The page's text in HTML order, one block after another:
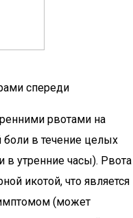
спереди
рвотами на
в течение целых
в утренние часы). Рвота
икотой, что является
(может